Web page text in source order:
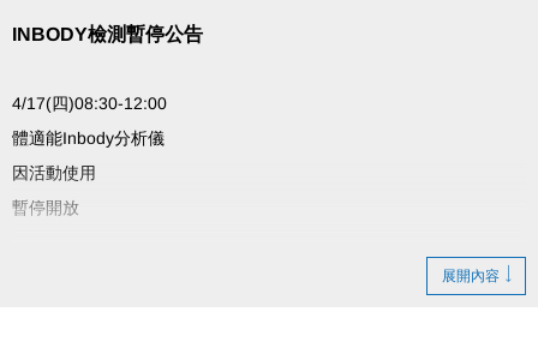
INBODY檢測暫停公告
4/17(四)08:30-12:00
體適能Inbody分析儀
因活動使用
暫停開放
展開內容